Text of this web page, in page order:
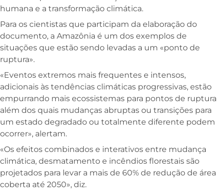
humana e a transformação climática.
Para os cientistas que participam da elaboração do
documento, a Amazônia é um dos exemplos de
situações que estão sendo levadas a um «ponto de
ruptura».
«Eventos extremos mais frequentes e intensos,
adicionais às tendências climáticas progressivas, estão
empurrando mais ecossistemas para pontos de ruptura
além dos quais mudanças abruptas ou transições para
um estado degradado ou totalmente diferente podem
ocorrer», alertam.
«Os efeitos combinados e interativos entre mudança
climática, desmatamento e incêndios florestais são
projetados para levar a mais de 60% de redução de área
coberta até 2050», diz.